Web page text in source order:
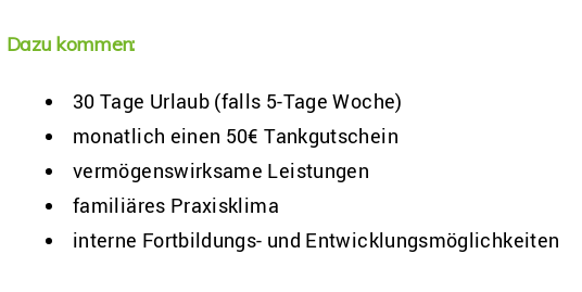
Dazu kommen:
30 Tage Urlaub (falls 5-Tage Woche)
monatlich einen 50€ Tankgutschein
vermögenswirksame Leistungen
familiäres Praxisklima
interne Fortbildungs- und Entwicklungsmöglichkeiten